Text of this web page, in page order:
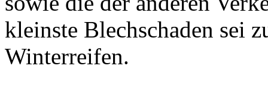
kleinste Blechschaden sei
Winterreifen.